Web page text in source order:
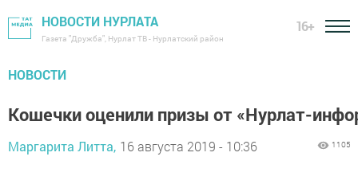
НОВОСТИ НУРЛАТА
Газета "Дружба", Нурлат ТВ - Нурлатский район
16+
НОВОСТИ
Кошечки оценили призы от «Нурлат-
Маргарита Литта, 16 августа 2019 - 10:36 1105